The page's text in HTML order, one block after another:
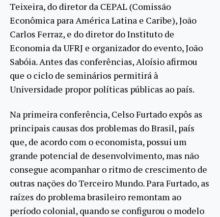
Teixeira, do diretor da CEPAL (Comissão
Econômica para América Latina e Caribe), João
Carlos Ferraz, e do diretor do Instituto de
Economia da UFRJ e organizador do evento, João
Sabóia. Antes das conferências, Aloísio afirmou
que o ciclo de seminários permitirá à
Universidade propor políticas públicas ao país.
Na primeira conferência, Celso Furtado expôs as
principais causas dos problemas do Brasil, país
que, de acordo com o economista, possui um
grande potencial de desenvolvimento, mas não
consegue acompanhar o ritmo de crescimento de
outras nações do Terceiro Mundo. Para Furtado, as
raízes do problema brasileiro remontam ao
período colonial, quando se configurou o modelo